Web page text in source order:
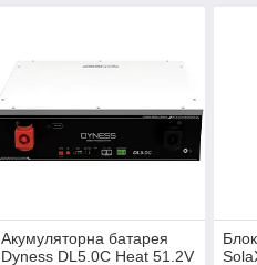
Акумуляторна батарея
Dyness DL5.0C Heat 51.2V